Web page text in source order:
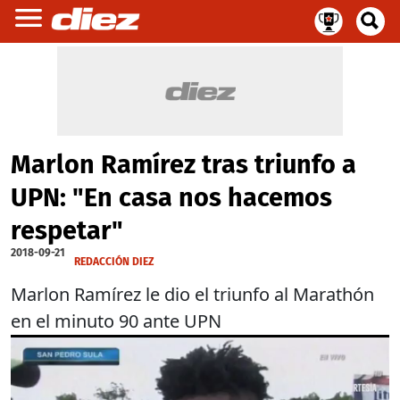
Marlon Ramírez tras triunfo a
UPN: "En casa nos hacemos
respetar"
2018-09-21
REDACCIÓN DIEZ
Marlon Ramírez le dio el triunfo al Marathón
en el minuto 90 ante UPN